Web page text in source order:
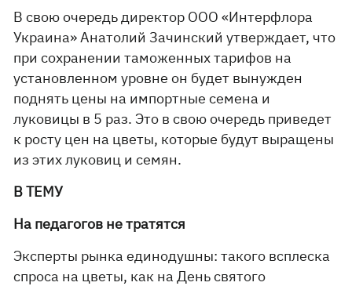
В свою очередь директор ООО «Интерфлора
Украина» Анатолий Зачинский утверждает, что
при сохранении таможенных тарифов на
установленном уровне он будет вынужден
поднять цены на импортные семена и
луковицы в 5 раз. Это в свою очередь приведет
к росту цен на цветы, которые будут выращены
из этих луковиц и семян.
В ТЕМУ
На педагогов не тратятся
Эксперты рынка единодушны: такого всплеска
спроса на цветы, как на День святого